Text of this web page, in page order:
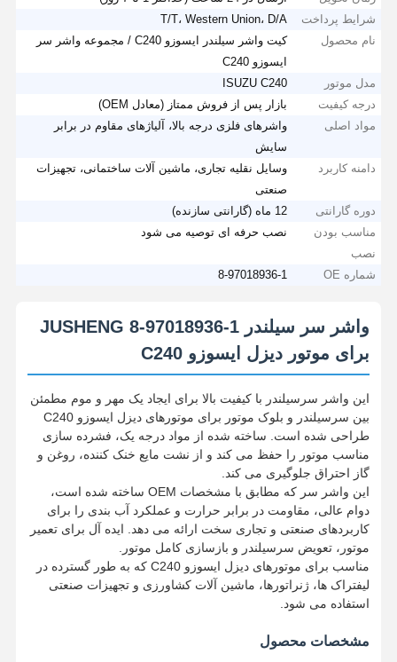
شرایط پرداخت
T/T، Western Union، D/A
نام محصول
کیت واشر سیلندر ایسوزو C240 ​​/ مجموعه واشر سر
ایسوزو C240
مدل موتور
ISUZU C240
درجه کیفیت
بازار پس از فروش ممتاز (معادل OEM)
مواد اصلی
واشرهای فلزی درجه بالا، آلیاژهای مقاوم در برابر
سایش
دامنه کاربرد
وسایل نقلیه تجاری، ماشین آلات ساختمانی، تجهیزات
صنعتی
دوره گارانتی
12 ماه (گارانتی سازنده)
مناسب بودن
نصب
نصب حرفه ای توصیه می شود
شماره OE 8-97018936-1
واشر سر سیلندر JUSHENG 8-97018936-1
برای موتور دیزل ایسوزو C240
این واشر سرسیلندر با کیفیت بالا برای ایجاد یک مهر و موم مطمئن
بین سرسیلندر و بلوک موتور برای موتورهای دیزل ایسوزو C240 ​​
طراحی شده است. ساخته شده از مواد درجه یک، فشرده سازی
مناسب موتور را حفظ می کند و از نشت مایع خنک کننده، روغن و
گاز احتراق جلوگیری می کند.
این واشر سر که مطابق با مشخصات OEM ساخته شده است،
دوام عالی، مقاومت در برابر حرارت و عملکرد آب بندی را برای
کاربردهای صنعتی و تجاری سخت ارائه می دهد. ایده آل برای تعمیر
موتور، تعویض سرسیلندر و بازسازی کامل موتور.
مناسب برای موتورهای دیزل ایسوزو C240 ​​که به طور گسترده در
لیفتراک ها، ژنراتورها، ماشین آلات کشاورزی و تجهیزات صنعتی
استفاده می شود.
مشخصات محصول